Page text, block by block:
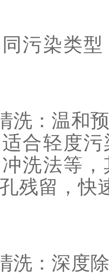
染类型
：温和预
合轻度
洗法等
残留，快
：深度除